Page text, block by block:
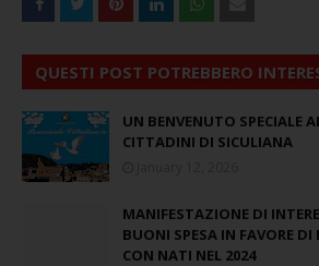
QUESTI POST POTREBBERO
UN BENVENUTO SPECIALE
CITTADINI DI SICULIANA
MANIFESTAZIONE DI
BUONI SPESA IN FAVORE DI
CON NATI NEL 2024